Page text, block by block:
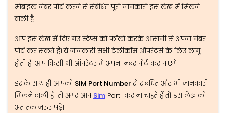
मोबाइल नंबर पोर्ट करने से संबंधित पूरी जानकारी इस लेख में मिलने
वाली है।
आप इस लेख में दिए गए स्टेप्स को फॉलो करके आसानी से अपना नंबर
पोर्ट कर सकते हैं। ये जानकारी सभी टेलीकॉम ऑपरेटर्स के लिए लागू
होती है| आप किसी भी ऑपरेटर में अपना नंबर पोर्ट कर पाएंगे।
इसके साथ ही आपको SIM Port Numberसे संबंधित और भी जानकारी
मिलने वाली है। तो अगर आप Sim Port कराना चाहते हैं तो इस लेख को
अंत तक जरूर पढ़ें।